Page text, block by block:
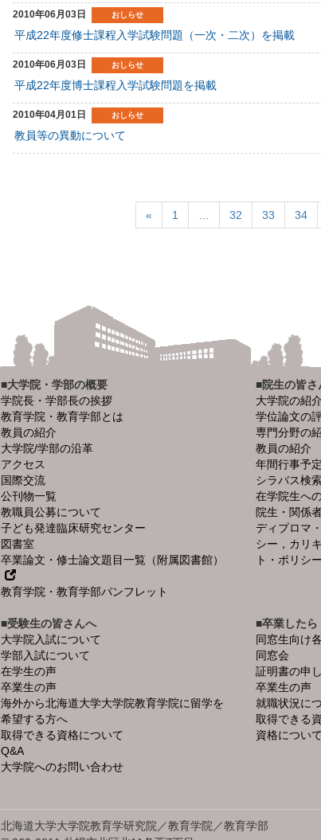
2010年06月03日 おしらせ
平成22年度修士課程入学試験問題（一次・二次）を掲載
2010年06月03日 おしらせ
平成22年度博士課程入学試験問題を掲載
2010年04月01日 おしらせ
教員等の異動について
« 1 32 33 34
■大学院・学部の概要
学院長・学部長の挨拶
教育学院・教育学部とは
教員の紹介
大学院/学部の沿革
アクセス
国際交流
公刊物一覧
教職員公募について
子ども発達臨床研究センター
図書室
卒業論文・修士論文題目一覧（附属図書館）
教育学院・教育学部パンフレット
■院生の皆さ
大学院の紹介
学位論文の
専門分野の
教員の紹介
年間行事予
シラバス検
在学院生へ
院生・関係
ディプロマ
シー，カリ
ト・ポリシー
■受験生の皆さんへ
大学院入試について
学部入試について
在学生の声
卒業生の声
海外から北海道大学大学院教育学院に留学を
希望する方へ
取得できる資格について
Q&A
大学院へのお問い合わせ
■卒業したら
同窓生向け
同窓会
証明書の申
卒業生の声
就職状況に
取得できる
資格につい
北海道大学大学院教育学研究院／教育学院／教育学部